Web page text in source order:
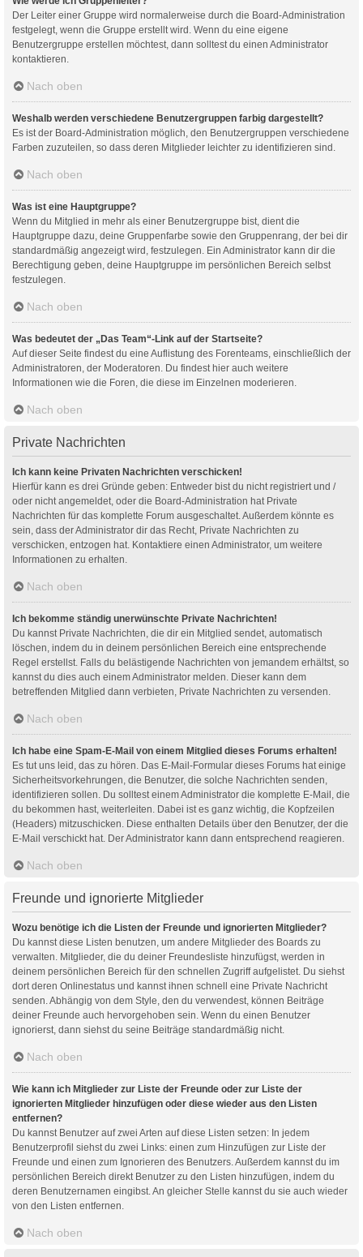
Der Leiter einer Gruppe wird normalerweise durch die Board-Administration
festgelegt, wenn die Gruppe erstellt wird. Wenn du eine eigene
Benutzergruppe erstellen möchtest, dann solltest du einen Administrator
kontaktieren.
Nach oben
Weshalb werden verschiedene Benutzergruppen farbig dargestellt?
Es ist der Board-Administration möglich, den Benutzergruppen verschiedene
Farben zuzuteilen, so dass deren Mitglieder leichter zu identifizieren sind.
Nach oben
Was ist eine Hauptgruppe?
Wenn du Mitglied in mehr als einer Benutzergruppe bist, dient die
Hauptgruppe dazu, deine Gruppenfarbe sowie den Gruppenrang, der bei dir
standardmäßig angezeigt wird, festzulegen. Ein Administrator kann dir die
Berechtigung geben, deine Hauptgruppe im persönlichen Bereich selbst
festzulegen.
Nach oben
Was bedeutet der „Das Team“-Link auf der Startseite?
Auf dieser Seite findest du eine Auflistung des Forenteams, einschließlich der
Administratoren, der Moderatoren. Du findest hier auch weitere
Informationen wie die Foren, die diese im Einzelnen moderieren.
Nach oben
Private Nachrichten
Ich kann keine Privaten Nachrichten verschicken!
Hierfür kann es drei Gründe geben: Entweder bist du nicht registriert und /
oder nicht angemeldet, oder die Board-Administration hat Private
Nachrichten für das komplette Forum ausgeschaltet. Außerdem könnte es
sein, dass der Administrator dir das Recht, Private Nachrichten zu
verschicken, entzogen hat. Kontaktiere einen Administrator, um weitere
Informationen zu erhalten.
Nach oben
Ich bekomme ständig unerwünschte Private Nachrichten!
Du kannst Private Nachrichten, die dir ein Mitglied sendet, automatisch
löschen, indem du in deinem persönlichen Bereich eine entsprechende
Regel erstellst. Falls du belästigende Nachrichten von jemandem erhältst, so
kannst du dies auch einem Administrator melden. Dieser kann dem
betreffenden Mitglied dann verbieten, Private Nachrichten zu versenden.
Nach oben
Ich habe eine Spam-E-Mail von einem Mitglied dieses Forums erhalten!
Es tut uns leid, das zu hören. Das E-Mail-Formular dieses Forums hat einige
Sicherheitsvorkehrungen, die Benutzer, die solche Nachrichten senden,
identifizieren sollen. Du solltest einem Administrator die komplette E-Mail, die
du bekommen hast, weiterleiten. Dabei ist es ganz wichtig, die Kopfzeilen
(Headers) mitzuschicken. Diese enthalten Details über den Benutzer, der die
E-Mail verschickt hat. Der Administrator kann dann entsprechend reagieren.
Nach oben
Freunde und ignorierte Mitglieder
Wozu benötige ich die Listen der Freunde und ignorierten Mitglieder?
Du kannst diese Listen benutzen, um andere Mitglieder des Boards zu
verwalten. Mitglieder, die du deiner Freundesliste hinzufügst, werden in
deinem persönlichen Bereich für den schnellen Zugriff aufgelistet. Du siehst
dort deren Onlinestatus und kannst ihnen schnell eine Private Nachricht
senden. Abhängig von dem Style, den du verwendest, können Beiträge
deiner Freunde auch hervorgehoben sein. Wenn du einen Benutzer
ignorierst, dann siehst du seine Beiträge standardmäßig nicht.
Nach oben
Wie kann ich Mitglieder zur Liste der Freunde oder zur Liste der
ignorierten Mitglieder hinzufügen oder diese wieder aus den Listen
entfernen?
Du kannst Benutzer auf zwei Arten auf diese Listen setzen: In jedem
Benutzerprofil siehst du zwei Links: einen zum Hinzufügen zur Liste der
Freunde und einen zum Ignorieren des Benutzers. Außerdem kannst du im
persönlichen Bereich direkt Benutzer zu den Listen hinzufügen, indem du
deren Benutzernamen eingibst. An gleicher Stelle kannst du sie auch wieder
von den Listen entfernen.
Nach oben